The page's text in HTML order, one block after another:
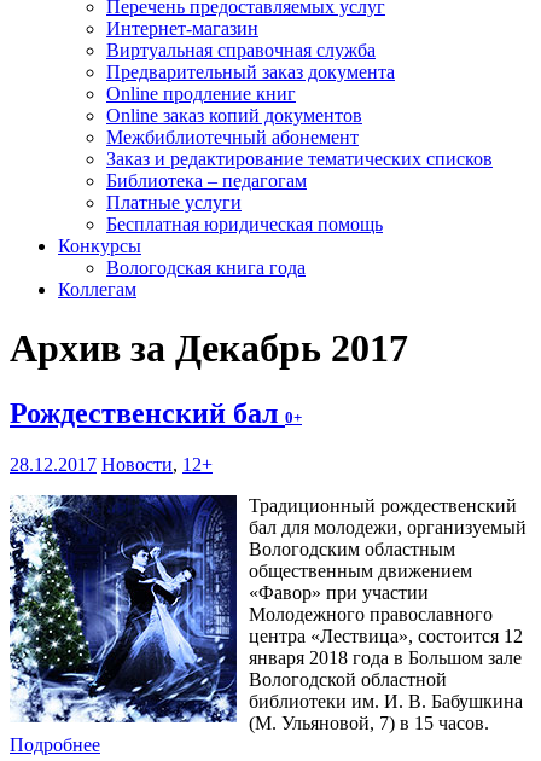
Перечень предоставляемых услуг
Интернет-магазин
Виртуальная справочная служба
Предварительный заказ документа
Online продление книг
Online заказ копий документов
Межбиблиотечный абонемент
Заказ и редактирование тематических списков
Библиотека – педагогам
Платные услуги
Бесплатная юридическая помощь
Конкурсы
Вологодская книга года
Коллегам
Архив за Декабрь 2017
Рождественский бал 0+
28.12.2017 Новости, 12+
Традиционный рождественский
бал для молодежи, организуемый
Вологодским областным
общественным движением
«Фавор» при участии
Молодежного православного
центра «Лествица», состоится 12
января 2018 года в Большом зале
Вологодской областной
библиотеки им. И. В. Бабушкина
(М. Ульяновой, 7) в 15 часов.
Подробнее